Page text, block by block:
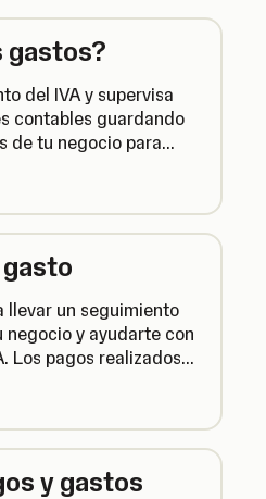
gastos?
del IVA y supervisa
contables guardando
de tu negocio para
llevar un seguimiento
negocio y ayudarte con
Los pagos realizados
y gastos